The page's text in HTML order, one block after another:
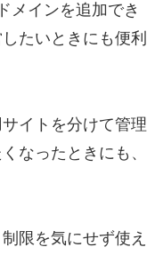
メインを追加でき
たいときにも便利
イトを分けて管理
なったときにも、
限を気にせず使え